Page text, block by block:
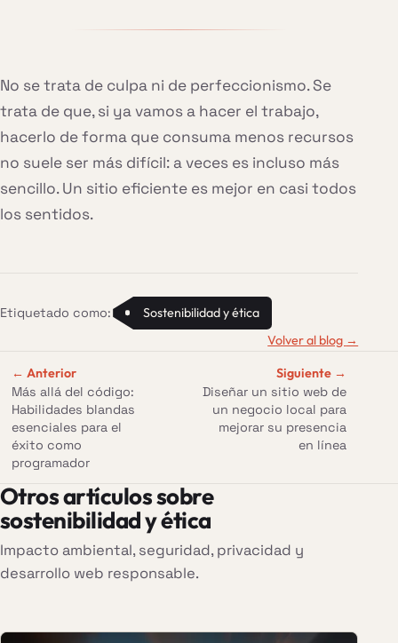
No se trata de culpa ni de perfeccionismo. Se
trata de que, si ya vamos a hacer el trabajo,
hacerlo de forma que consuma menos recursos
no suele ser más difícil: a veces es incluso más
sencillo. Un sitio eficiente es mejor en casi todos
los sentidos.
Etiquetado como:
Sostenibilidad y ética
Volver al blog →
← Anterior
Más allá del código:
Habilidades blandas
esenciales para el
éxito como
programador
Siguiente →
Diseñar un sitio web de
un negocio local para
mejorar su presencia
en línea
Otros artículos sobre
sostenibilidad y ética
Impacto ambiental, seguridad, privacidad y
desarrollo web responsable.